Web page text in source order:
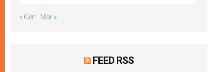
« Gen Mar »
FEED RSS